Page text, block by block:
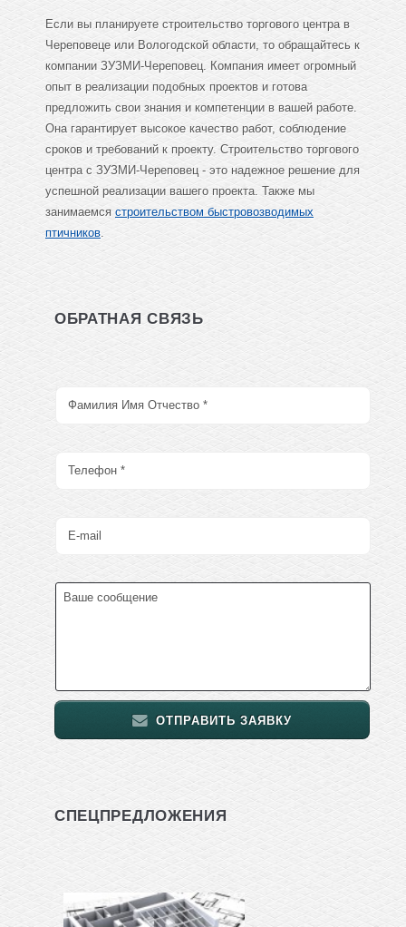
Если вы планируете строительство торгового центра в
Череповеце или Вологодской области, то обращайтесь к
компании ЗУЗМИ-Череповец. Компания имеет огромный
опыт в реализации подобных проектов и готова
предложить свои знания и компетенции в вашей работе.
Она гарантирует высокое качество работ, соблюдение
сроков и требований к проекту. Строительство торгового
центра с ЗУЗМИ-Череповец - это надежное решение для
успешной реализации вашего проекта. Также мы
занимаемся строительством быстровозводимых
птичников.
ОБРАТНАЯ СВЯЗЬ
ОТПРАВИТЬ ЗАЯВКУ
СПЕЦПРЕДЛОЖЕНИЯ